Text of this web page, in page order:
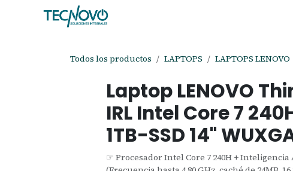
Todos los productos LAPTOPS LAPTOPS LENOVO
Laptop LENOVO
IRL Intel Core 7
1TB-SSD 14"
☞ Procesador Intel Core 7 240H + Inteligencia